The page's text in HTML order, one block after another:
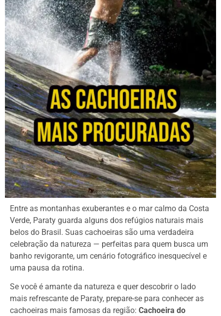
Entre as montanhas exuberantes e o mar calmo da Costa
Verde, Paraty guarda alguns dos refúgios naturais mais
belos do Brasil. Suas cachoeiras são uma verdadeira
celebração da natureza — perfeitas para quem busca um
banho revigorante, um cenário fotográfico inesquecível e
uma pausa da rotina.
Se você é amante da natureza e quer descobrir o lado
mais refrescante de Paraty, prepare-se para conhecer as
cachoeiras mais famosas da região: Cachoeira do